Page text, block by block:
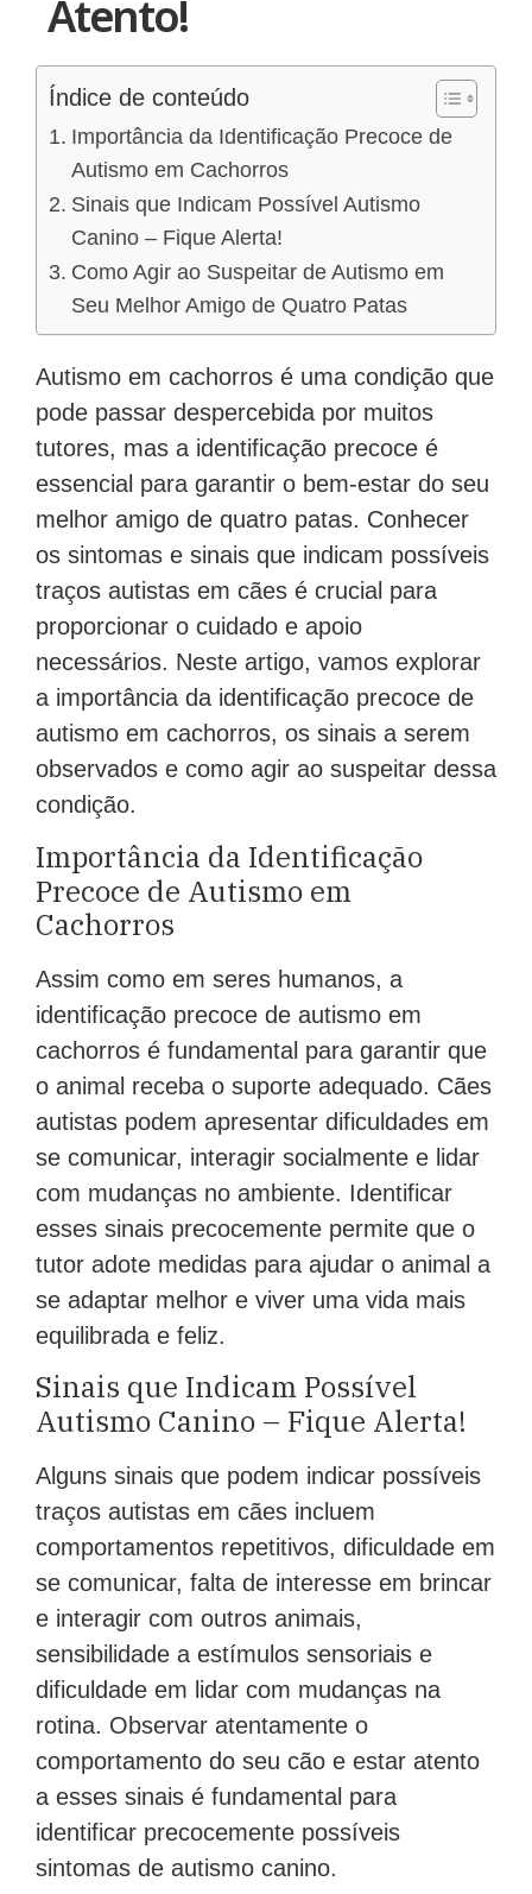
Atento!
Índice de conteúdo
Importância da Identificação Precoce de
Autismo em Cachorros
Sinais que Indicam Possível Autismo
Canino – Fique Alerta!
Como Agir ao Suspeitar de Autismo em
Seu Melhor Amigo de Quatro Patas
Autismo em cachorros é uma condição que
pode passar despercebida por muitos
tutores, mas a identificação precoce é
essencial para garantir o bem-estar do seu
melhor amigo de quatro patas. Conhecer
os sintomas e sinais que indicam possíveis
traços autistas em cães é crucial para
proporcionar o cuidado e apoio
necessários. Neste artigo, vamos explorar
a importância da identificação precoce de
autismo em cachorros, os sinais a serem
observados e como agir ao suspeitar dessa
condição.
Importância da Identificação
Precoce de Autismo em
Cachorros
Assim como em seres humanos, a
identificação precoce de autismo em
cachorros é fundamental para garantir que
o animal receba o suporte adequado. Cães
autistas podem apresentar dificuldades em
se comunicar, interagir socialmente e lidar
com mudanças no ambiente. Identificar
esses sinais precocemente permite que o
tutor adote medidas para ajudar o animal a
se adaptar melhor e viver uma vida mais
equilibrada e feliz.
Sinais que Indicam Possível
Autismo Canino – Fique Alerta!
Alguns sinais que podem indicar possíveis
traços autistas em cães incluem
comportamentos repetitivos, dificuldade em
se comunicar, falta de interesse em brincar
e interagir com outros animais,
sensibilidade a estímulos sensoriais e
dificuldade em lidar com mudanças na
rotina. Observar atentamente o
comportamento do seu cão e estar atento
a esses sinais é fundamental para
identificar precocemente possíveis
sintomas de autismo canino.